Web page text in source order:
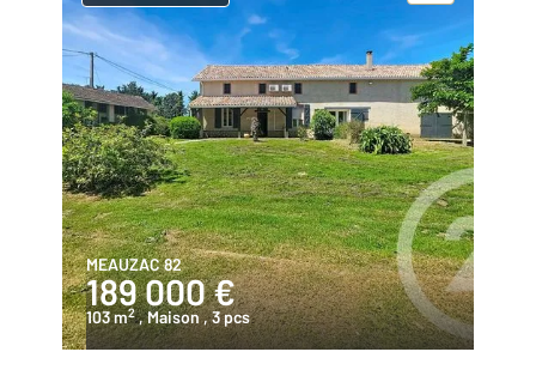
MEAUZAC 82
189 000 €
103 m2 , Maison, 3 pcs